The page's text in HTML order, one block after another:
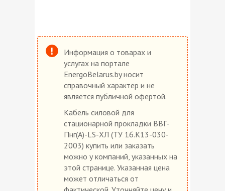
Информация о товарах и
услугах на портале
EnergoBelarus.by носит
справочный характер и не
является публичной офертой.
Кабель силовой для
стационарной прокладки ВВГ-
Пнг(А)-LS-ХЛ (ТУ 16.К13-030-
2003) купить или заказать
можно у компаний, указанных на
этой странице. Указанная цена
может отличаться от